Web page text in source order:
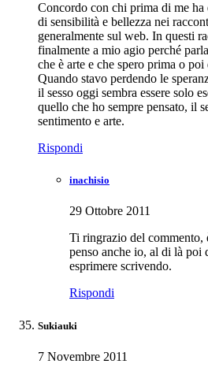
Concordo con chi prima di me ha
di sensibilità e bellezza nei
generalmente sul web. In questi
finalmente a mio agio perché
che è arte e che spero prima o
Quando stavo perdendo le
il sesso oggi sembra essere solo
quello che ho sempre pensato, il
sentimento e arte.
Rispondi
inachisio
29 Ottobre 2011
Ti ringrazio del commento,
penso anche io, al di là poi
esprimere scrivendo.
Rispondi
Sukiauki
7 Novembre 2011